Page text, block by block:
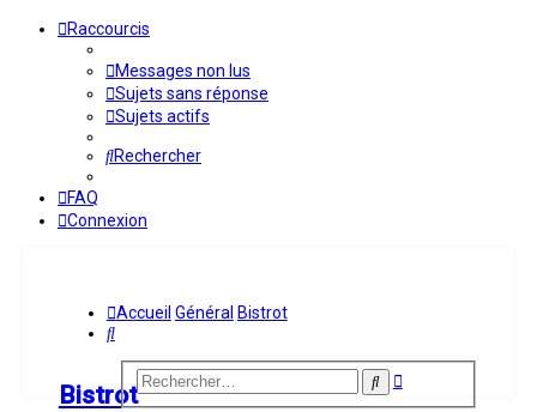
Raccourcis
Messages non lus
Sujets sans réponse
Sujets actifs
Rechercher
FAQ
Connexion
Accueil Général Bistrot
Rechercher
Bistrot
Rechercher
Recherche